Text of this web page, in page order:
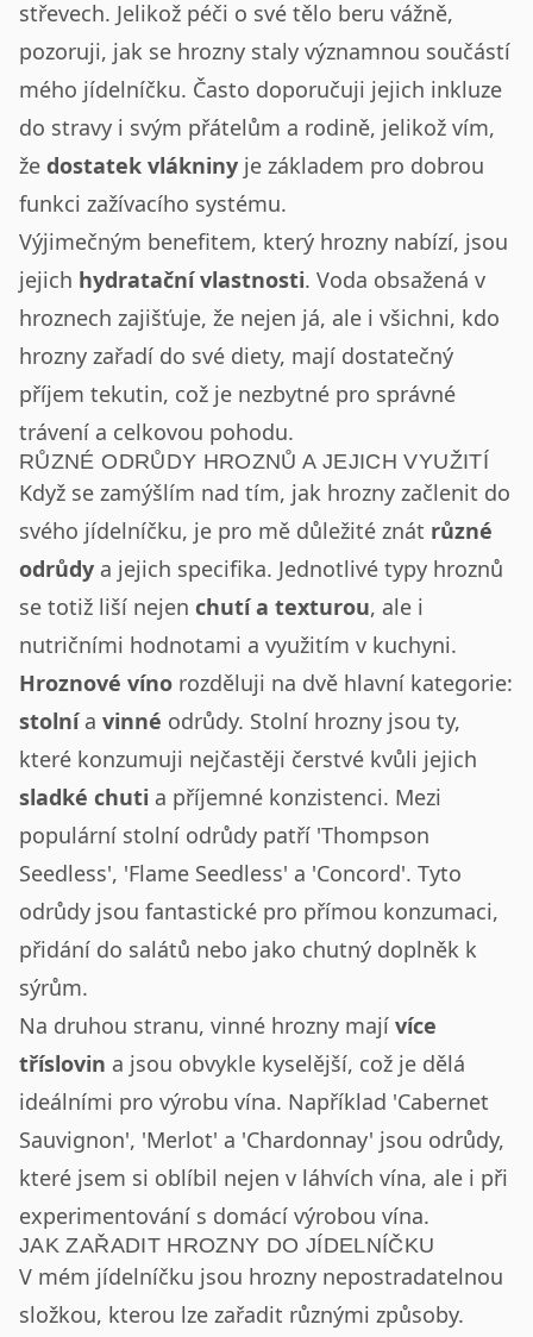
střevech. Jelikož péči o své tělo beru vážně,
pozoruji, jak se hrozny staly významnou součástí
mého jídelníčku. Často doporučuji jejich inkluze
do stravy i svým přátelům a rodině, jelikož vím,
že dostatek vlákniny je základem pro dobrou
funkci zažívacího systému.
Výjimečným benefitem, který hrozny nabízí, jsou
jejich hydratační vlastnosti. Voda obsažená v
hroznech zajišťuje, že nejen já, ale i všichni, kdo
hrozny zařadí do své diety, mají dostatečný
příjem tekutin, což je nezbytné pro správné
trávení a celkovou pohodu.
RŮZNÉ ODRŮDY HROZNŮ A JEJICH VYUŽITÍ
Když se zamýšlím nad tím, jak hrozny začlenit do
svého jídelníčku, je pro mě důležité znát různé
odrůdy a jejich specifika. Jednotlivé typy hroznů
se totiž liší nejen chutí a texturou, ale i
nutričními hodnotami a využitím v kuchyni.
Hroznové víno rozděluji na dvě hlavní kategorie:
stolnía vinné odrůdy. Stolní hrozny jsou ty,
které konzumuji nejčastěji čerstvé kvůli jejich
sladké chuti a příjemné konzistenci. Mezi
populární stolní odrůdy patří 'Thompson
Seedless', 'Flame Seedless' a 'Concord'. Tyto
odrůdy jsou fantastické pro přímou konzumaci,
přidání do salátů nebo jako chutný doplněk k
sýrům.
Na druhou stranu, vinné hrozny mají více
tříslovin a jsou obvykle kyselější, což je dělá
ideálními pro výrobu vína. Například 'Cabernet
Sauvignon', 'Merlot' a 'Chardonnay' jsou odrůdy,
které jsem si oblíbil nejen v láhvích vína, ale i při
experimentování s domácí výrobou vína.
JAK ZAŘADIT HROZNY DO JÍDELNÍČKU
V mém jídelníčku jsou hrozny nepostradatelnou
složkou, kterou lze zařadit různými způsoby.